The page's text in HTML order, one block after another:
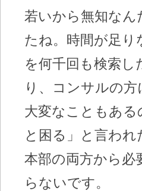
若いから無知な
たね。時間が足
を何千回も検索
り、コンサルの
大変なこともあ
と困る」と言わ
本部の両方から必
らないです。